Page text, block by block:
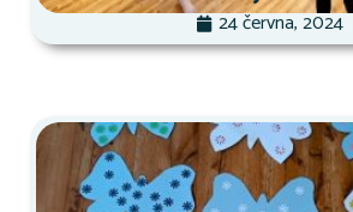
24 června, 2024